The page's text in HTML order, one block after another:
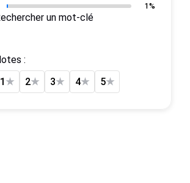
1%
Rechercher un mot-clé
Notes :
1 ★ 2★ 3★ 4★ 5★